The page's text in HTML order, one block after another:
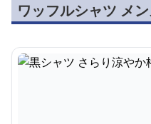
ワッフルシャツ メ